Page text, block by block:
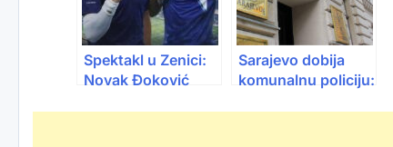
Spektakl u Zenici:
Novak Đoković
Sarajevo dobija
komunalnu policiju: